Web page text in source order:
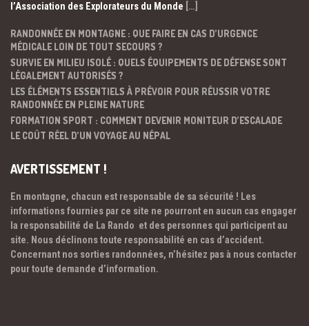
l’Association des Explorateurs du Monde […]
RANDONNÉE EN MONTAGNE : QUE FAIRE EN CAS D’URGENCE
MÉDICALE LOIN DE TOUT SECOURS ?
SURVIE EN MILIEU ISOLÉ : QUELS ÉQUIPEMENTS DE DÉFENSE SONT
LÉGALEMENT AUTORISÉS ?
LES ÉLÉMENTS ESSENTIELS À PRÉVOIR POUR RÉUSSIR VOTRE
RANDONNÉE EN PLEINE NATURE
FORMATION SPORT : COMMENT DEVENIR MONITEUR D’ESCALADE
LE COÛT RÉEL D’UN VOYAGE AU NÉPAL
AVERTISSEMENT !
En montagne, chacun est responsable de sa sécurité ! Les
informations fournies par ce site ne pourront en aucun cas engager
la responsabilité de La Rando et des personnes qui participent au
site. Nous déclinons toute responsabilité en cas d’accident.
Concernant nos sorties randonnées, n’hésitez pas à nous contacter
pour toute demande d’information.